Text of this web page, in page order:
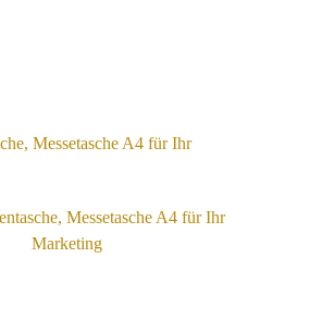
Messetasche A4 für Ihr